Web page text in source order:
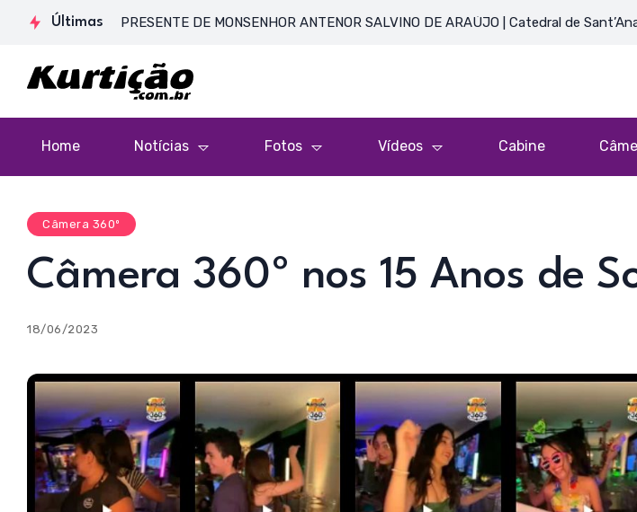
Últimas
DE CORPO PRESENTE DE MONSENHOR ANTENOR SALVINO DE ARAÚJO | Catedral de Sant’Ana
Home Notícias Fotos Vídeos Cabine
Câmera 360º
Câmera 360º nos 15 Anos de
18/06/2023